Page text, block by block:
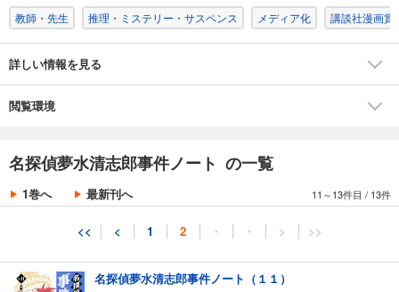
教師・先生 推理・ミステリー・サスペンス メディア化 講談社漫画賞
詳しい情報を見る
閲覧環境
名探偵夢水清志郎事件ノート の一覧
1巻へ 最新刊へ 11～13件目 / 13件
<< < 1 2 ・ ・ > >>
名探偵夢水清志郎事件ノート（９）
594円 (税込)
完結
カート
試し読み
594円 (税込)
完結
名探偵夢水清志郎事件ノート（１１）